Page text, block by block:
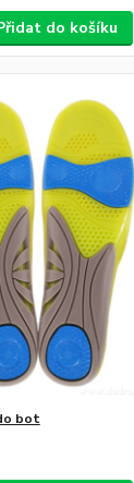
do košíku
bot